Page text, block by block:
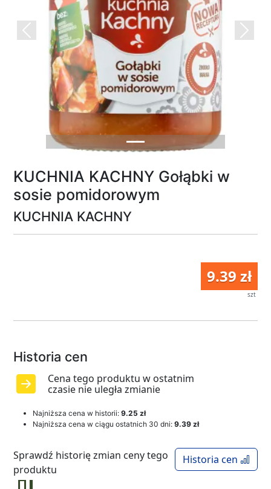
Previous Next
KUCHNIA KACHNY Gołąbki w
sosie pomidorowym
KUCHNIA KACHNY
9.39 zł
szt
Historia cen
Cena tego produktu w ostatnim
czasie nie uległa zmianie
Najniższa cena w historii: 9.25 zł
Najniższa cena w ciągu ostatnich 30 dni: 9.39 zł
Historia cen
Sprawdź historię zmian ceny tego
produktu